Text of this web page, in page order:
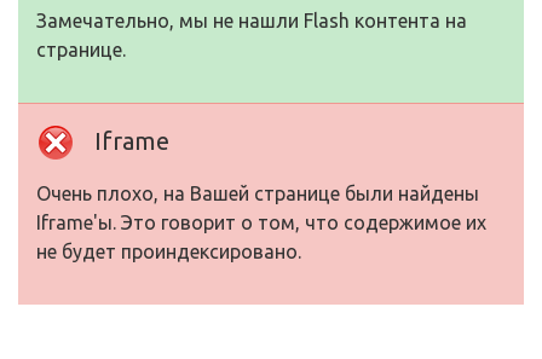
Замечательно, мы не нашли Flash контента на
странице.
Iframe
Очень плохо, на Вашей странице были найдены
Iframe'ы. Это говорит о том, что содержимое их
не будет проиндексировано.